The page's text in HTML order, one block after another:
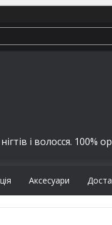
і волосся. 100%
Аксесуари